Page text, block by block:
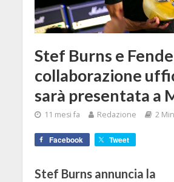
Stef Burns e
collaborazione
sarà presentata a
11 mesi fa Redazione 2
Facebook Tweet
Stef Burns annuncia la